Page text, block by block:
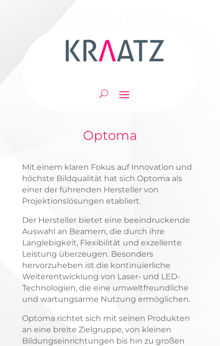
Optoma
Mit einem klaren Fokus auf Innovation und
höchste Bildqualität hat sich Optoma als
einer der führenden Hersteller von
Projektionslösungen etabliert.
Der Hersteller bietet eine beeindruckende
Auswahl an Beamern, die durch ihre
Langlebigkeit, Flexibilität und exzellente
Leistung überzeugen. Besonders
hervorzuheben ist die kontinuierliche
Weiterentwicklung von Laser- und LED-
Technologien, die eine umweltfreundliche
und wartungsarme Nutzung ermöglichen.
Optoma richtet sich mit seinen Produkten
an eine breite Zielgruppe, von kleinen
Bildungseinrichtungen bis hin zu großen